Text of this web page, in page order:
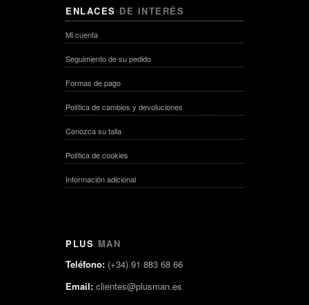
ENLACES DE INTERÉS
Mi cuenta
Seguimiento de su pedido
Formas de pago
Política de cambios y devoluciones
Conozca su talla
Política de cookies
Información adicional
PLUS MAN
Teléfono: (+34) 91 883 68 66
Email: clientes@plusman.es